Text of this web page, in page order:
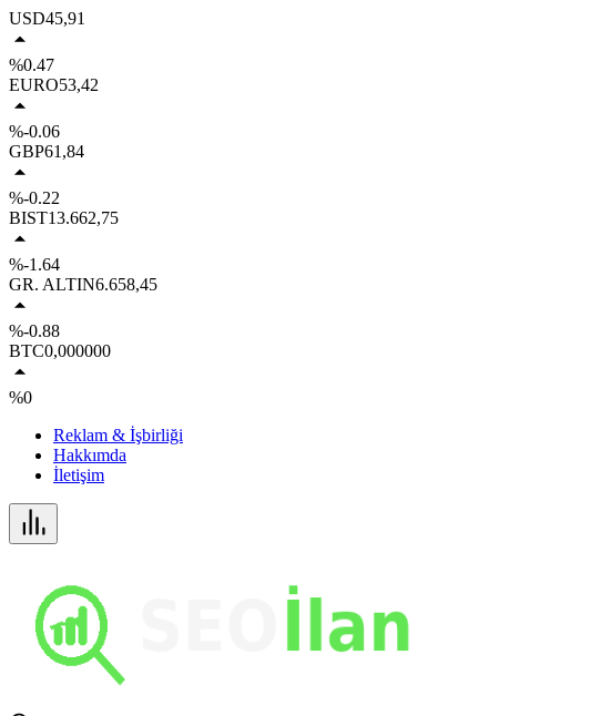
USD45,91
%0.47
EURO53,42
%-0.06
GBP61,84
%-0.22
BIST13.662,75
%-1.64
GR. ALTIN6.658,45
%-0.88
BTC0,000000
%0
Reklam & İşbirliği
Hakkımda
İletişim